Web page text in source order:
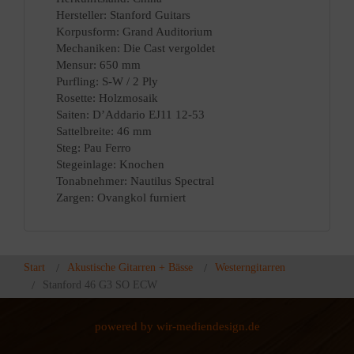
Hersteller: Stanford Guitars
Korpusform: Grand Auditorium
Mechaniken: Die Cast vergoldet
Mensur: 650 mm
Purfling: S-W / 2 Ply
Rosette: Holzmosaik
Saiten: D’Addario EJ11 12-53
Sattelbreite: 46 mm
Steg: Pau Ferro
Stegeinlage: Knochen
Tonabnehmer: Nautilus Spectral
Zargen: Ovangkol furniert
Start Akustische Gitarren + Bässe
Westerngitarren
Stanford 46 G3 SO ECW
powered by wir-mediendesign.de